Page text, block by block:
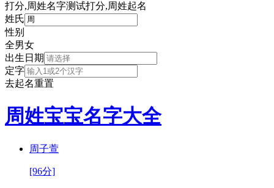
打分,周姓名字测试打分,周姓起名
姓氏
性别
全男女
出生日期
定字
去起名重置
周姓宝宝名字大全
周子萱
[96分]